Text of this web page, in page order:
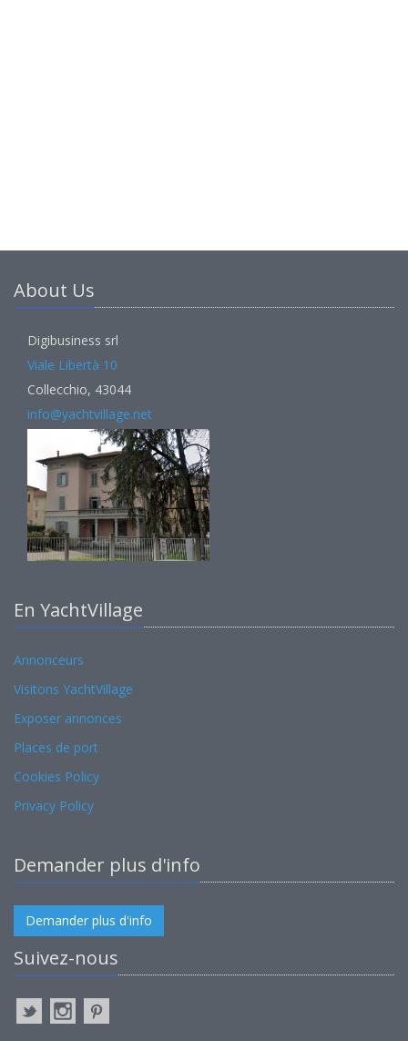
About Us
Digibusiness srl
Viale Libertà 10
Collecchio, 43044
info@yachtvillage.net
En YachtVillage
Annonceurs
Visitons YachtVillage
Exposer annonces
Places de port
Cookies Policy
Privacy Policy
Demander plus d'info
Demander plus d'info
Suivez-nous